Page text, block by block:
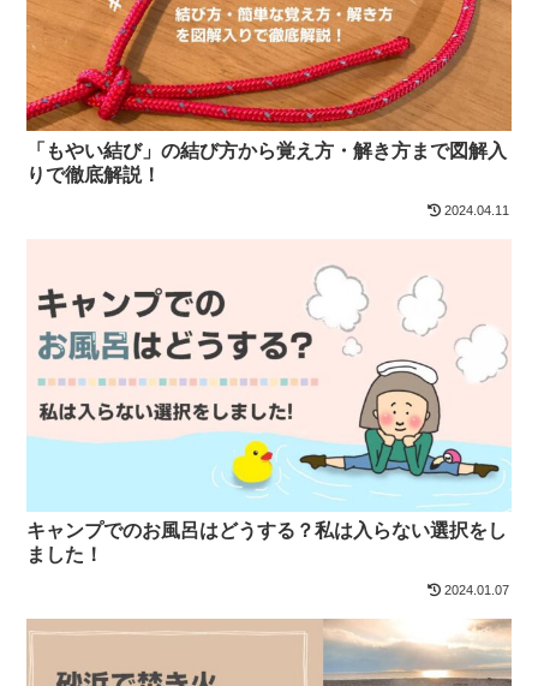
「もやい結び」の結び方から覚え方・解き方まで図解入
りで徹底解説！
2024.04.11
キャンプでのお風呂はどうする？私は入らない選択をし
ました！
2024.01.07